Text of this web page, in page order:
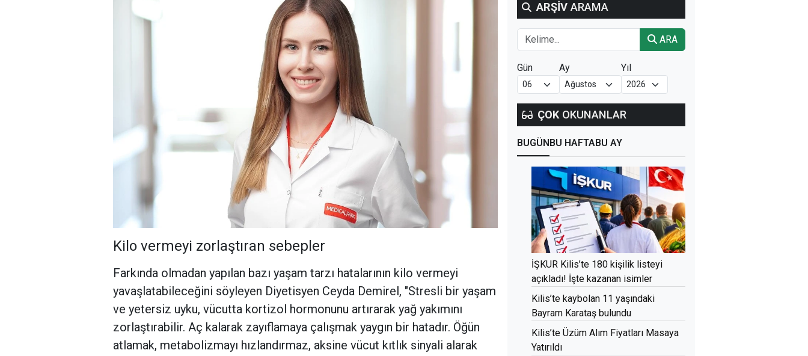
Kilo vermeyi zorlaştıran sebepler
Farkında olmadan yapılan bazı yaşam tarzı hatalarının kilo vermeyi
yavaşlatabileceğini söyleyen Diyetisyen Ceyda Demirel, "Stresli bir yaşam
ve yetersiz uyku, vücutta kortizol hormonunu artırarak yağ yakımını
zorlaştırabilir. Aç kalarak zayıflamaya çalışmak yaygın bir hatadır. Öğün
atlamak, metabolizmayı hızlandırmaz, aksine vücut kıtlık sinyali alarak
ARŞİV ARAMA
ARA
Gün Ay Yıl
ÇOK OKUNANLAR
BUGÜNBU HAFTABU AY
İŞKUR Kilis’te 180 kişilik listeyi
açıkladı! İşte kazanan isimler
Kilis’te kaybolan 11 yaşındaki
Bayram Karataş bulundu
Kilis’te Üzüm Alım Fiyatları Masaya
Yatırıldı